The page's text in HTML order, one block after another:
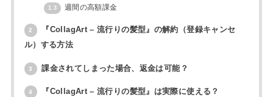
1.3 週間の高額課金
2
『CollagArt – 流行りの髪型』の解約（登録キャンセ
ル）する方法
3 課金されてしまった場合、返金は可能？
4 『CollagArt – 流行りの髪型』は実際に使える？